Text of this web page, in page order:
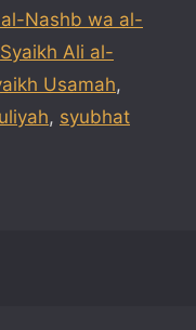
Nashb wa al-
Syaikh Ali al-
Usamah,
, syubhat